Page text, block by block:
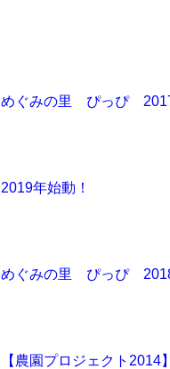
めぐみの里 ぴっぴ
2019年始動！
めぐみの里 ぴっぴ
【農園プロジェクト2014